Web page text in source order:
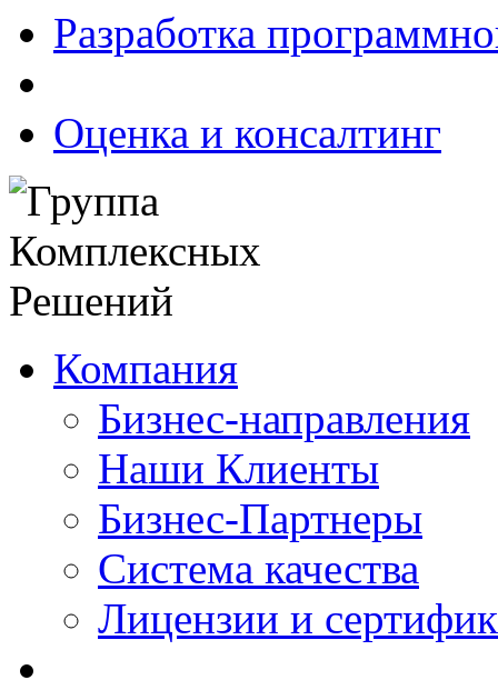
Разработка
Оценка и консалтинг
Компания
Бизнес-направления
Наши Клиенты
Бизнес-Партнеры
Система качества
Лицензии и